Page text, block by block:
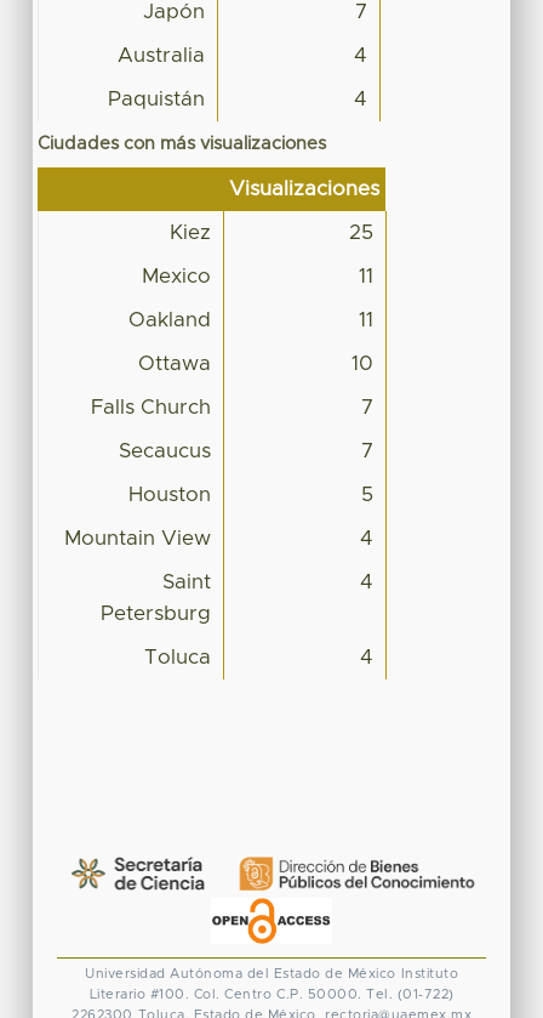
Japón 7
Australia 4
Paquistán 4
Ciudades con más visualizaciones
Visualizaciones
Kiez 25
Mexico 11
Oakland 11
Ottawa 10
Falls Church 7
Secaucus 7
Houston 5
Mountain View 4
Saint
Petersburg
4
Toluca 4
Universidad Autónoma del Estado de México
Instituto
Literario #100. Col. Centro C.P. 50000. Tel. (01-722)
2262300 Toluca, Estado de México. rectoria@uaemex.mx